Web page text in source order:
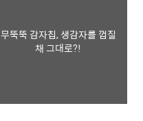
무뚝뚝 감자칩, 생감자를 껍질
채 그대로?!